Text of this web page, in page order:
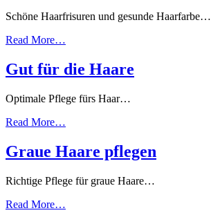
Schöne Haarfrisuren und gesunde Haarfarbe…
Read More…
Gut für die Haare
Optimale Pflege fürs Haar…
Read More…
Graue Haare pflegen
Richtige Pflege für graue Haare…
Read More…